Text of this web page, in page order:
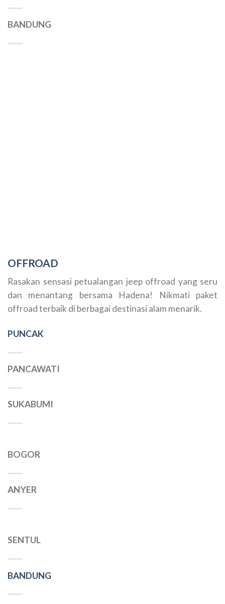
BANDUNG
OFFROAD
Rasakan sensasi petualangan jeep offroad yang seru
dan menantang bersama Hadena! Nikmati paket
offroad terbaik di berbagai destinasi alam menarik.
PUNCAK
PANCAWATI
SUKABUMI
BOGOR
ANYER
SENTUL
BANDUNG